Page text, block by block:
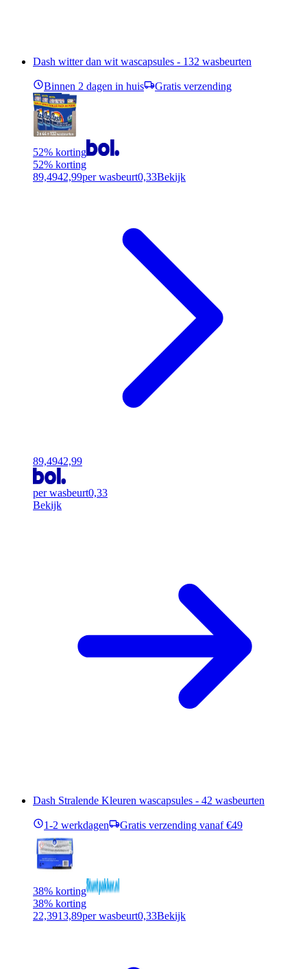
Dash witter dan wit wascapsules - 132 wasbeurten
Binnen 2 dagen in huis Gratis verzending
52% korting
52% korting
89,4942,99per wasbeurt0,33Bekijk
89,4942,99
per wasbeurt0,33
Bekijk
Dash Stralende Kleuren wascapsules - 42 wasbeurten
1-2 werkdagen Gratis verzending vanaf €49
38% korting
38% korting
22,3913,89per wasbeurt0,33Bekijk